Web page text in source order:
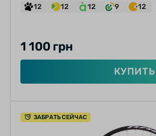
12 12 12 9 12
1 100 грн
КУПИТЬ
ЗАБРАТЬ СЕЙЧАС